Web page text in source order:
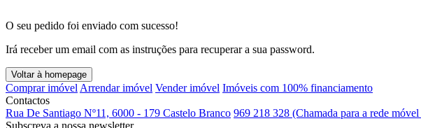
O seu pedido foi enviado com sucesso!
Irá receber um email com as instruções para recuperar a sua password.
Voltar à homepage
Comprar imóvel Arrendar imóvel Vender imóvel Imóveis com 100% financiamento
Contactos
Rua De Santiago Nº11, 6000 - 179 Castelo Branco 969 218 328 (Chamada para a rede
Subscreva a nossa newsletter